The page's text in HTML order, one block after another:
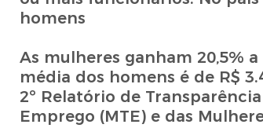
homens
As mulheres ganham 20,5%
média dos homens é de R$
2º Relatório de
Emprego (MTE) e das